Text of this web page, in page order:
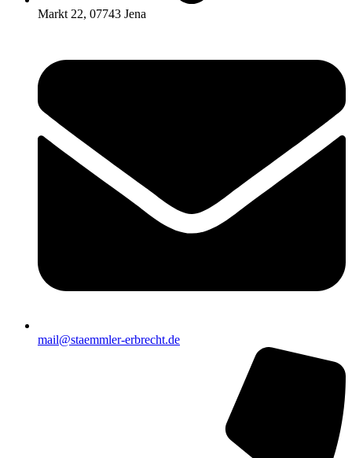
Markt 22, 07743 Jena
mail@staemmler-erbrecht.de